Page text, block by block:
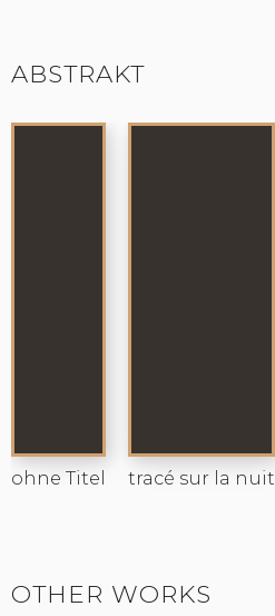
ABSTRAKT
ohne Titel tracé sur la nuit
OTHER WORKS